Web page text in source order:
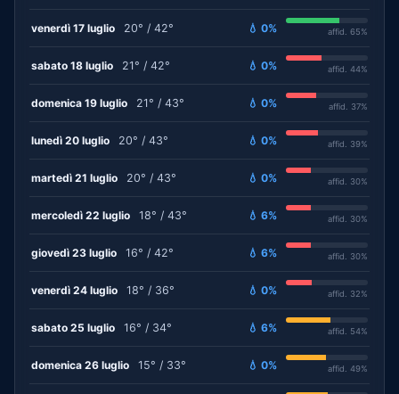
venerdì 17 luglio 20° / 42° 💧 0% affid. 65%
sabato 18 luglio 21° / 42° 💧 0% affid. 44%
domenica 19 luglio 21° / 43° 💧 0% affid. 37%
lunedì 20 luglio 20° / 43° 💧 0% affid. 39%
martedì 21 luglio 20° / 43° 💧 0% affid. 30%
mercoledì 22 luglio 18° / 43° 💧 6% affid. 30%
giovedì 23 luglio 16° / 42° 💧 6% affid. 30%
venerdì 24 luglio 18° / 36° 💧 0% affid. 32%
sabato 25 luglio 16° / 34° 💧 6% affid. 54%
domenica 26 luglio 15° / 33° 💧 0% affid. 49%